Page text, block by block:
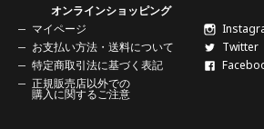
オンラインショッピング
マイページ
お支払い方法・送料について
特定商取引法に基づく表記
正規販売店以外での
購入に関するご注意
Twitter